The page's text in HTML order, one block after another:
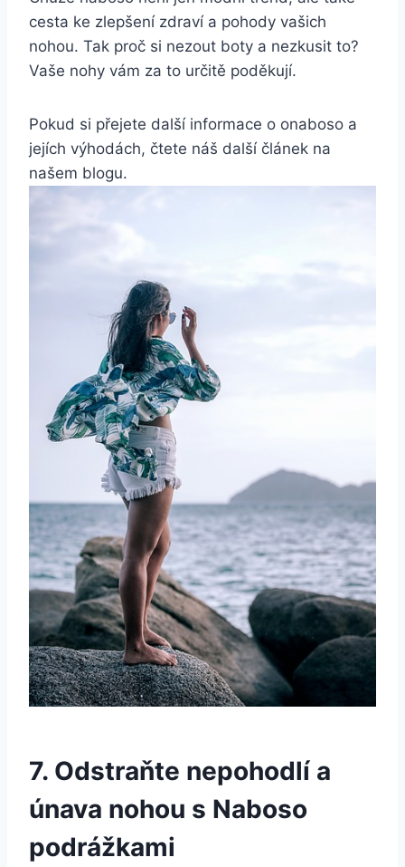
cesta ⁤ke zlepšení zdraví a‍ pohody vašich‌
nohou. Tak proč si nezout boty‍ a nezkusit ⁣to?
Vaše nohy ⁣vám za to určitě poděkují.
Pokud si přejete další informace o‌ onaboso a⁢
jejích výhodách, ⁢čtete náš​ další článek ⁤na
našem blogu.
7. Odstraňte⁢ nepohodlí a
únava nohou s Naboso
podrážkami